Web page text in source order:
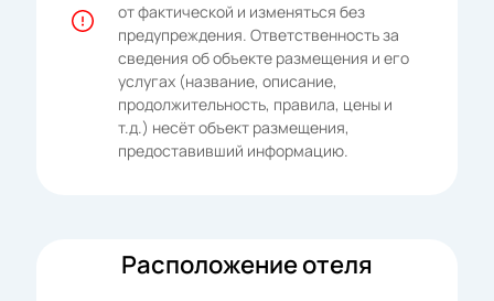
от фактической и изменяться без
предупреждения. Ответственность за
сведения об объекте размещения и его
услугах (название, описание,
продолжительность, правила, цены и
т.д.) несёт объект размещения,
предоставивший информацию.
Расположение отеля